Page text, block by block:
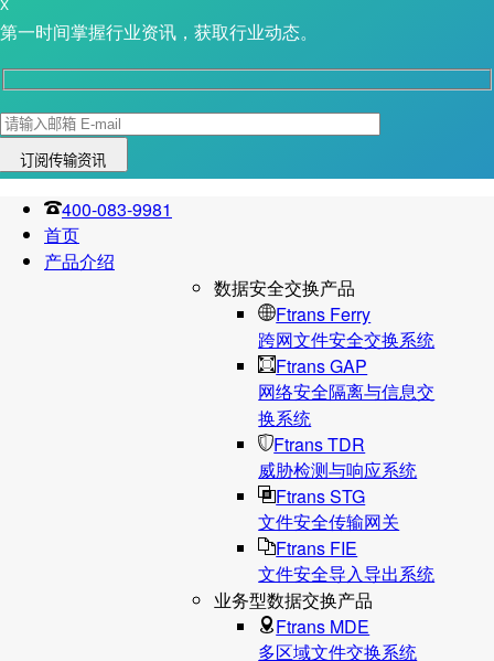
X
第一时间掌握行业资讯，获取行业动态。
400-083-9981
首页
产品介绍
数据安全交换产品
Ftrans Ferry
跨网文件安全交换系统
Ftrans GAP
网络安全隔离与信息交
换系统
Ftrans TDR
威胁检测与响应系统
Ftrans STG
文件安全传输网关
Ftrans FIE
文件安全导入导出系统
业务型数据交换产品
Ftrans MDE
多区域文件交换系统